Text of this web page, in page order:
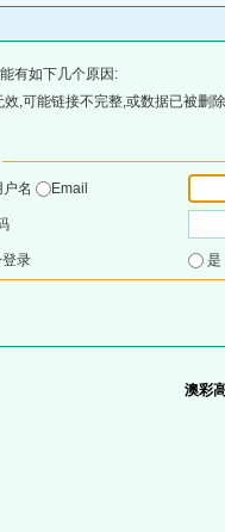
有如下几个原因:
,可能链接不完整,或数据已被删
户名
Email
登录
澳彩